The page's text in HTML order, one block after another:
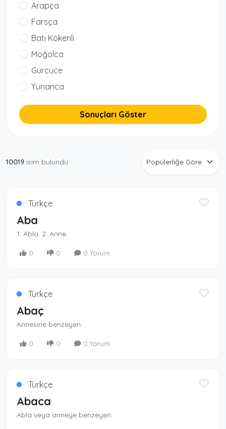
Arapça
Farsça
Batı Kökenli
Moğolca
Gürcüce
Yunanca
Sonuçları Göster
10019 isim bulundu.
Türkçe
Aba
1. Abla. 2. Anne.
0 0 0 Yorum
Türkçe
Abaç
Annesine benzeyen.
0 0 0 Yorum
Türkçe
Abaca
Abla veya anneye benzeyen.